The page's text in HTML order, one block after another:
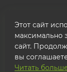
© 2026 ООО "ФТК
Этот сайт
максимально
сайт.
вы
Читать